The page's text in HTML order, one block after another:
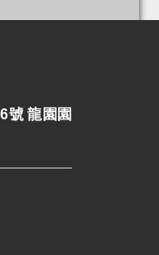
號 龍園園